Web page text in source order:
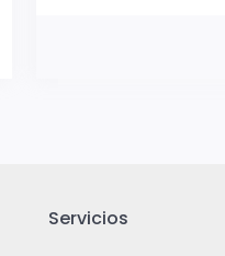
Servicios